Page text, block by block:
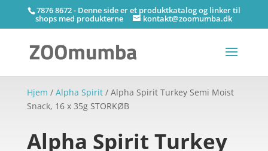
7876 8672 - Denne side er et produktkatalog og linker til
shops med produkterne kontakt@zoomumba.dk
Hjem / Alpha Spirit/ Alpha Spirit Turkey Semi Moist
Snack, 16 x 35g STORKØB
Alpha Spirit Turkey